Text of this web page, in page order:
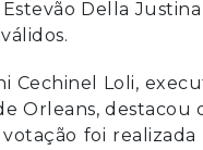
Della Justina
Cechinel Loli,
Orleans, destacou
foi realizada